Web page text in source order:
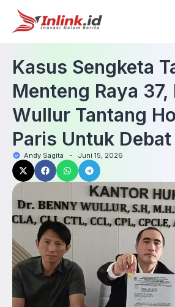
Kasus Sengketa
Menteng Raya 37,
Wullur Tantang
Paris Untuk
Andy Sagita - Juni 15, 2026